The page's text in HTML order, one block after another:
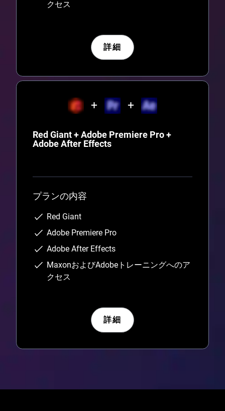
クセス
詳細
Red Giant + Adobe Premiere Pro +
Adobe After Effects
プランの内容
Red Giant
Adobe Premiere Pro
Adobe After Effects
MaxonおよびAdobeトレーニングへのア
クセス
詳細